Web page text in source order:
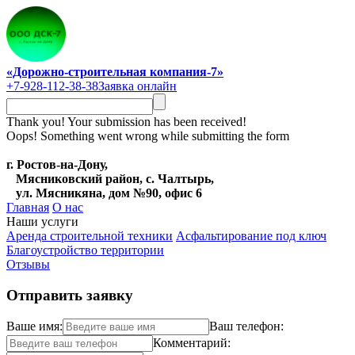
«Дорожно-строительная компания-7»
+7-928-112-38-38Заявка онлайн
Thank you! Your submission has been received!
Oops! Something went wrong while submitting the form
г. Ростов-на-Дону,
Мясниковский район, с. Чалтырь,
ул. Мясникяна, дом №90, офис 6
Главная О нас
Наши услуги
Аренда строительной техники Асфальтирование под ключ
Благоустройство территории
Отзывы
Отправить заявку
Ваше имя:
Ваш телефон:
Комментарий: